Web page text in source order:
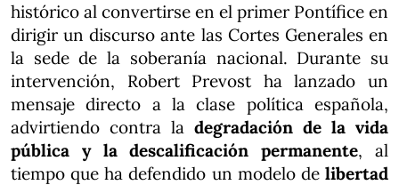
histórico al convertirse en el primer Pontífice en
dirigir un discurso ante las Cortes Generales en
la sede de la soberanía nacional. Durante su
intervención, Robert Prevost ha lanzado un
mensaje directo a la clase política española,
advirtiendo contra la degradación de la vida
pública y la descalificación permanente, al
tiempo que ha defendido un modelo de libertad